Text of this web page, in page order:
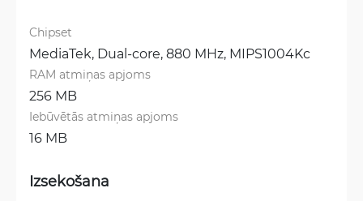
Chipset
MediaTek, Dual-core, 880 MHz, MIPS1004Kc
RAM atmiņas apjoms
256 MB
Iebūvētās atmiņas apjoms
16 MB
Izsekošana